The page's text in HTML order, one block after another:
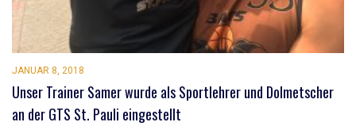
JANUAR 8, 2018
Unser Trainer Samer wurde als Sportlehrer und Dolmetscher
an der GTS St. Pauli eingestellt